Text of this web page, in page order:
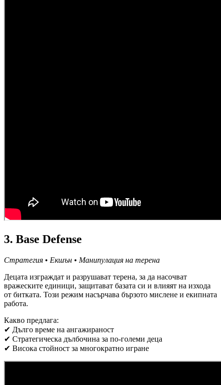
3. Base Defense
Стратегия • Екшън • Манипулация на терена
Децата изграждат и разрушават терена, за да насочват
вражеските единици, защитават базата си и влияят на изхода
от битката. Този режим насърчава бързото мислене и екипната
работа.
Какво предлага:
✔ Дълго време на ангажираност
✔ Стратегическа дълбочина за по-големи деца
✔ Висока стойност за многократно игране